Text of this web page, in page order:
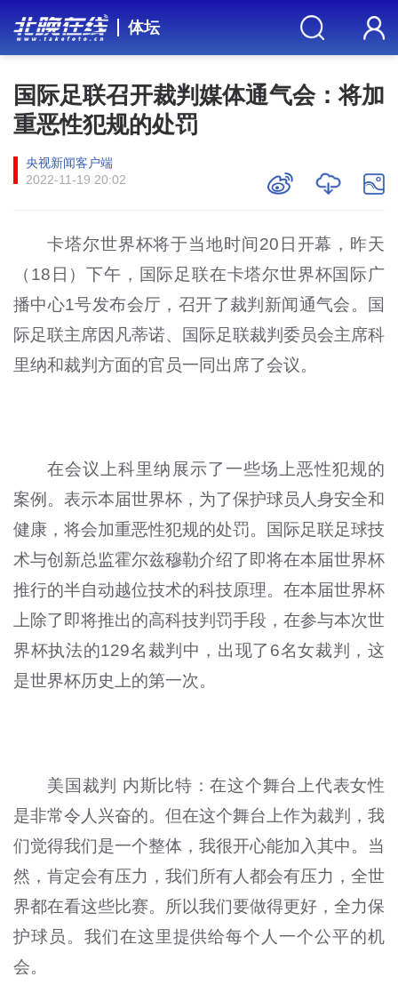
体坛
国际足联召开裁判媒体通气会：将加
重恶性犯规的处罚
央视新闻客户端
2022-11-19 20:02
卡塔尔世界杯将于当地时间20日开幕，昨天
（18日）下午，国际足联在卡塔尔世界杯国际广
播中心1号发布会厅，召开了裁判新闻通气会。国
际足联主席因凡蒂诺、国际足联裁判委员会主席科
里纳和裁判方面的官员一同出席了会议。
在会议上科里纳展示了一些场上恶性犯规的
案例。表示本届世界杯，为了保护球员人身安全和
健康，将会加重恶性犯规的处罚。国际足联足球技
术与创新总监霍尔兹穆勒介绍了即将在本届世界杯
推行的半自动越位技术的科技原理。在本届世界杯
上除了即将推出的高科技判罚手段，在参与本次世
界杯执法的129名裁判中，出现了6名女裁判，这
是世界杯历史上的第一次。
美国裁判 内斯比特：在这个舞台上代表女性
是非常令人兴奋的。但在这个舞台上作为裁判，我
们觉得我们是一个整体，我很开心能加入其中。当
然，肯定会有压力，我们所有人都会有压力，全世
界都在看这些比赛。所以我们要做得更好，全力保
护球员。我们在这里提供给每个人一个公平的机
会。